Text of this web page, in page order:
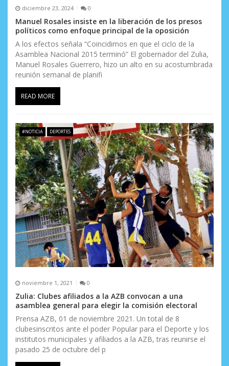
s diciembre 23, 2024 0
Manuel Rosales insiste en la liberación de los presos
políticos como enfoque principal de la oposición
A los efectos señala “Coincidimos en que el ciclo de la
Asamblea Nacional 2015 terminó” El gobernador del Zulia,
Manuel Rosales Guerrero, hizo un alto en su acostumbrada
reunión semanal de planifi
READ MORE
#NOTICIA DEPORTES
noviembre 1, 2021 0
Zulia: Clubes afiliados a la AZB convocan a una
asamblea general para elegir la comisión electoral
Prensa AZB, 01 de noviembre 2021. Un total de 8
clubesinscritos ante el poder Popular para el Deporte y los
institutos municipales y afiliados a la AZB, tras reunirse el
pasado 25 de octubre del p